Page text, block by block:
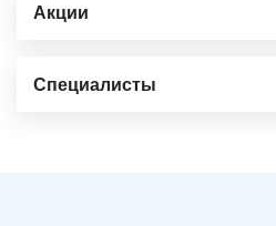
Акции
Специалисты